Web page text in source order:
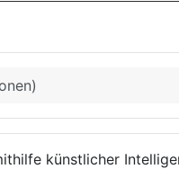
künstlicher